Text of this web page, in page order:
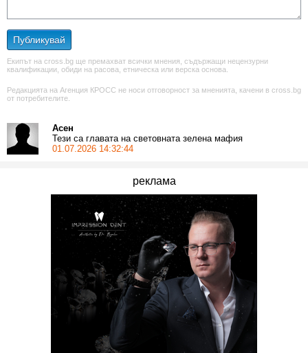
Публикувай
Екипът на cross.bg ще премахват всички мнения, съдържащи нецензурни
квалификации, обиди на расова, етническа или верска основа.
Редакцията на Агенция КРОСС не носи отговорност за мненията, качени в cross.bg
от потребителите.
Асен
Тези са главата на световната зелена мафия
01.07.2026 14:32:44
реклама